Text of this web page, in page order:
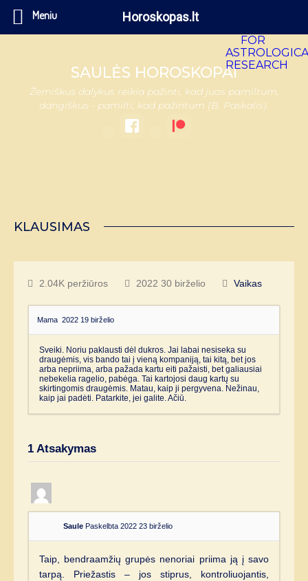
SAULĖS HOROSKOPAI
Žemiškus dalykus reikia pažinti, kad juos pamiltum,
dangiškus - pamilti, kad pažintum (B. Paskalis).
KLAUSIMAS
2.04K peržiūros 2022 30 birželio Vaikas
Mama 2022 19 birželio
Sveiki. Noriu paklausti dėl dukros. Jai labai nesiseka su
draugėmis, vis bando tai į vieną kompaniją, tai kitą, bet jos
arba nepriima, arba pažada kartu eiti pažaisti, bet galiausiai
nebekelia ragelio, pabėga. Tai kartojosi daug kartų su
skirtingomis draugėmis. Matau, kaip ji pergyvena. Nežinau,
kaip jai padėti. Patarkite, jei galite. Ačiū.
1 Atsakymas
Saule Paskelbta 2022 23 birželio
Taip, bendraamžių grupės nenoriai priima ją į savo
tarpą. Priežastis – jos stiprus, kontroliuojantis,
Meniu Horoskopas.lt